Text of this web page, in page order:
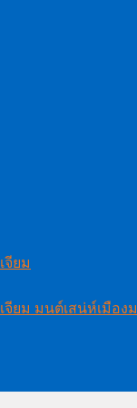
จียม
จียม มนต์เสน่ห์เมือง